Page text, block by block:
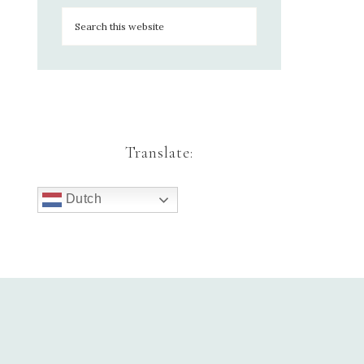
Translate:
Dutch